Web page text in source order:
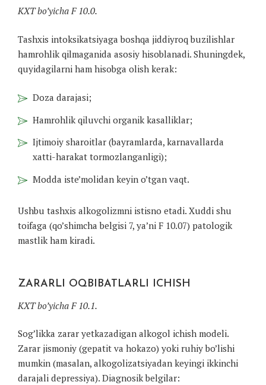
KXT bo’yicha F 10.0.
Tashxis intoksikatsiyaga boshqa jiddiyroq buzilishlar
hamrohlik qilmaganida asosiy hisoblanadi. Shuningdek,
quyidagilarni ham hisobga olish kerak:
Doza darajasi;
Hamrohlik qiluvchi organik kasalliklar;
Ijtimoiy sharoitlar (bayramlarda, karnavallarda
xatti-harakat tormozlanganligi);
Modda iste’molidan keyin o’tgan vaqt.
Ushbu tashxis alkogolizmni istisno etadi. Xuddi shu
toifaga (qo’shimcha belgisi 7, ya’ni F 10.07) patologik
mastlik ham kiradi.
ZARARLI OQBIBATLARLI ICHISH
KXT bo’yicha F 10.1.
Sog’likka zarar yetkazadigan alkogol ichish modeli.
Zarar jismoniy (gepatit va hokazo) yoki ruhiy bo’lishi
mumkin (masalan, alkogolizatsiyadan keyingi ikkinchi
darajali depressiya). Diagnosik belgilar: